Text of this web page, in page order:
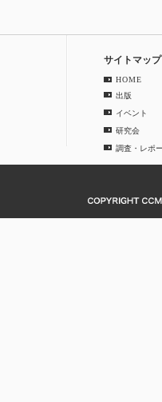
サイトマップ
HOME
出版
イベント
研究会
調査・レポ